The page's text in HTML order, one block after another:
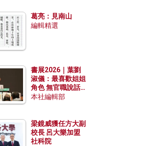
葛亮：見南山
編輯精選
書展2026｜葉劉
淑儀：最喜歡姐姐
角色 無官職說話
包袱少
本社編輯部
梁鏡威獲任方大副
校長 呂大樂加盟
社科院